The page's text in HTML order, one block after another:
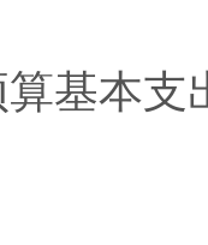
基本支